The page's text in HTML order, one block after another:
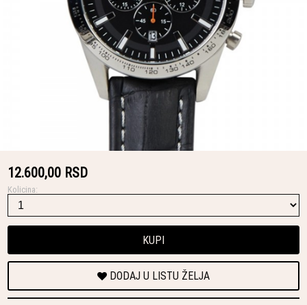
12.600,00 RSD
Kolicina:
KUPI
DODAJ U LISTU ŽELJA